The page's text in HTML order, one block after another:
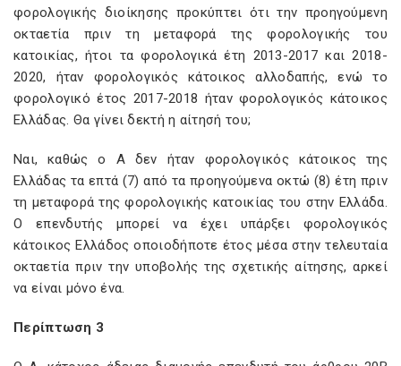
φορολογικής διοίκησης προκύπτει ότι την προηγούμενη
οκταετία πριν τη μεταφορά της φορολογικής του
κατοικίας, ήτοι τα φορολογικά έτη 2013-2017 και 2018-
2020, ήταν φορολογικός κάτοικος αλλοδαπής, ενώ το
φορολογικό έτος 2017-2018 ήταν φορολογικός κάτοικος
Ελλάδας. Θα γίνει δεκτή η αίτησή του;
Ναι, καθώς ο Α δεν ήταν φορολογικός κάτοικος της
Ελλάδας τα επτά (7) από τα προηγούμενα οκτώ (8) έτη πριν
τη μεταφορά της φορολογικής κατοικίας του στην Ελλάδα.
Ο επενδυτής μπορεί να έχει υπάρξει φορολογικός
κάτοικος Ελλάδος οποιοδήποτε έτος μέσα στην τελευταία
οκταετία πριν την υποβολής της σχετικής αίτησης, αρκεί
να είναι μόνο ένα.
Περίπτωση 3